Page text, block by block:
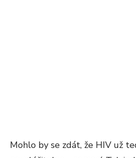
Mohlo by se zdát, že HIV už